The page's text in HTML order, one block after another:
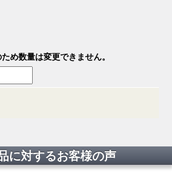
め数量は変更できません。
に対するお客様の声